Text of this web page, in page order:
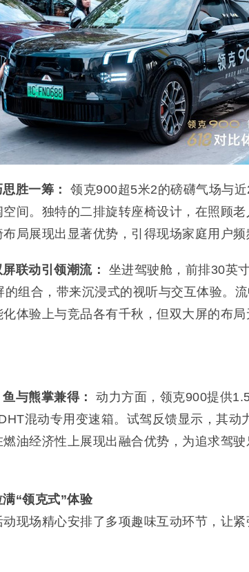
胜一筹：
领克900超5米2的磅礴气场与
间。独特的二排旋转座椅设计，在照顾老
局展现出显著优势，引得现场家庭用户频
联动引领潮流：
坐进驾驶舱，前排30英
的组合，带来沉浸式的视听与交互体验。
体验上与竞品各有千秋，但双大屏的布
与熊掌兼得： 动力方面，领克900提供
混动专用变速箱。试驾反馈显示，其动
油经济性上展现出融合优势，为追求驾
“领克式”体验
现场精心安排了多项趣味互动环节，让